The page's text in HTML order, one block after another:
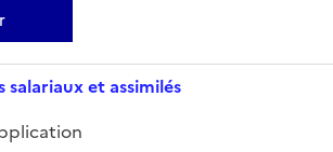
salariaux et assimilés